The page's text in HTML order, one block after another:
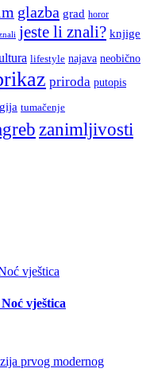
glazba grad horor
jeste li znali? knjige
lifestyle najava neobično
priroda putopis
tumačenje
zanimljivosti
vještica